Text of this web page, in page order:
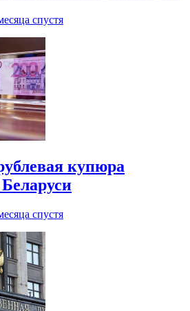
спустя
купюра
спустя